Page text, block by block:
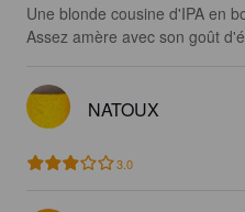
Une blonde cousine d'IPA en
Assez amère avec son goût
NATOUX
3.0